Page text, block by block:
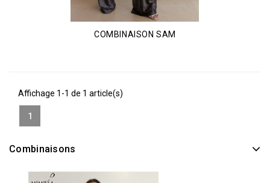
COMBINAISON SAM
Affichage 1-1 de 1 article(s)
1
Combinaisons